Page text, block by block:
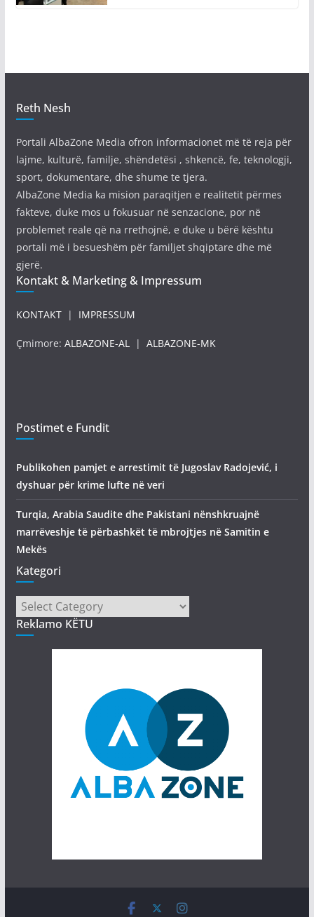
Reth Nesh
Portali AlbaZone Media ofron informacionet më të reja për
lajme, kulturë, familje, shëndetësi , shkencë, fe, teknologji,
sport, dokumentare, dhe shume te tjera.
AlbaZone Media ka mision paraqitjen e realitetit përmes
fakteve, duke mos u fokusuar në senzacione, por në
problemet reale që na rrethojnë, e duke u bërë kështu
portali më i besueshëm për familjet shqiptare dhe më
gjerë.
Kontakt & Marketing & Impressum
KONTAKT| IMPRESSUM
Çmimore: ALBAZONE-AL| ALBAZONE-MK
Postimet e Fundit
Publikohen pamjet e arrestimit të Jugoslav Radojević, i
dyshuar për krime lufte në veri
Turqia, Arabia Saudite dhe Pakistani nënshkruajnë
marrëveshje të përbashkët të mbrojtjes në Samitin e
Mekës
Kategori
Kategori
Reklamo KËTU